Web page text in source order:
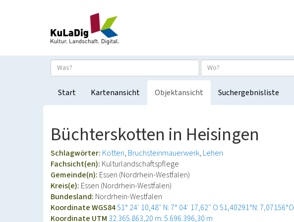
Start Kartenansicht Objektansicht Suchergebnisliste
Büchterskotten in Heisingen
Schlagwörter: Kotten Bruchsteinmauerwerk Lehen
Fachsicht(en): Kulturlandschaftspflege
Gemeinde(n): Essen (Nordrhein-Westfalen)
Kreis(e): Essen (Nordrhein-Westfalen)
Bundesland: Nordrhein-Westfalen
Koordinate WGS8451° 24′ 10,48″ N: 7° 04′ 17,62″ O51,40291°N: 7,07156°O
Koordinate UTM 32.365.863,20 m: 5.696.396,30 m